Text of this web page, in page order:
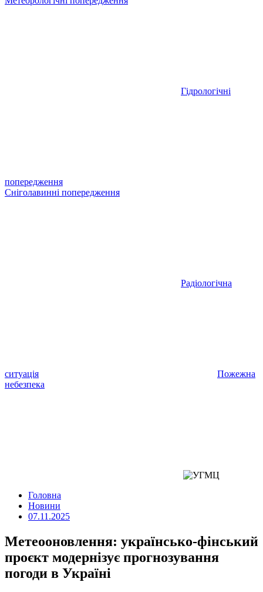
Гідрологічні
попередження
Сніголавинні попередження
Радіологічна
ситуація
Пожежна
небезпека
Головна
Новини
07.11.2025
Метеооновлення: українсько-фінський
проєкт модернізує прогнозування
погоди в Україні